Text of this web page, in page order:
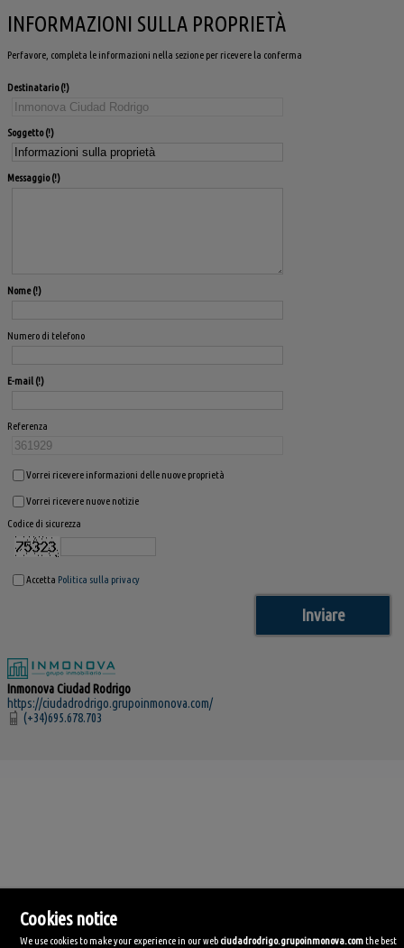
INFORMAZIONI SULLA PROPRIETÀ
Perfavore, completa le informazioni nella sezione per ricevere la conferma
Destinatario
Soggetto
Messaggio
Nome
Numero di telefono
E-mail
Referenza
Vorrei ricevere informazioni delle nuove proprietà
Vorrei ricevere nuove notizie
Codice di sicurezza
Accetta Politica sulla privacy
Inmonova Ciudad Rodrigo
https://ciudadrodrigo.grupoinmonova.com/
(+34)695.678.703
Inmonova Ciudad Rodrigo
Cookies notice
We use cookies to make your experience in our web ciudadrodrigo.grupoinmonova.comthe best